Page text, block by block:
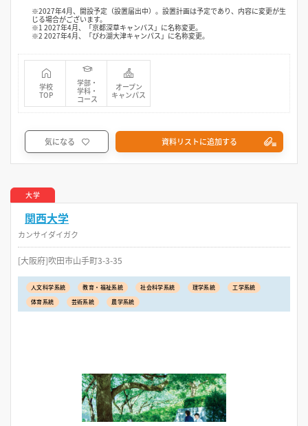
※2027年4月、開設予定（設置届出中）。設置計画は予定であり、内容に変更が生
じる場合がございます。
※1 2027年4月、「京都深草キャンパス」に名称変更。
※2 2027年4月、「びわ湖大津キャンパス」に名称変更。
学校
TOP
学部・
学科・
コース
オープン
キャンパス
気になる 資料リストに追加する
大学
関西大学
カンサイダイガク
[大阪府]吹田市山手町3-3-35
人文科学系統 教育・福祉系統 社会科学系統 理学系統
工学系統
体育系統
芸術系統 農学系統